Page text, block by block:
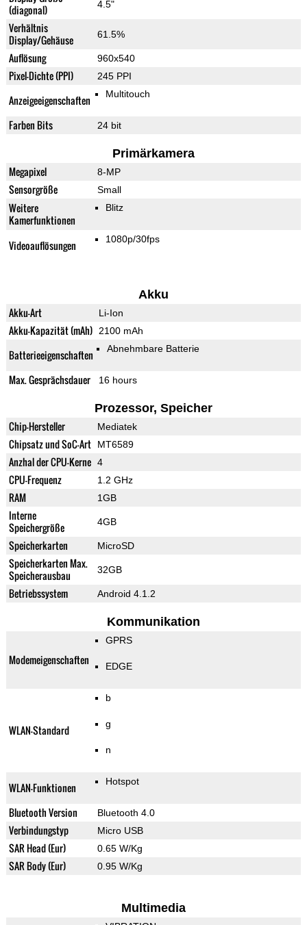
(diagonal)
4.5"
Verhältnis
Display/Gehäuse
61.5%
Auflösung 960x540
Pixel-Dichte (PPI) 245 PPI
Anzeigeeigenschaften Multitouch
Farben Bits 24 bit
Primärkamera
Megapixel 8-MP
Sensorgröße Small
Weitere
Kamerfunktionen
Blitz
Videoauflösungen 1080p/30fps
Akku
Akku-Art Li-Ion
Akku-Kapazität (mAh) 2100 mAh
Batterieeigenschaften Abnehmbare Batterie
Max. Gesprächsdauer 16 hours
Prozessor, Speicher
Chip-Hersteller Mediatek
Chipsatz und SoC-Art MT6589
Anzhal der CPU-Kerne 4
CPU-Frequenz 1.2 GHz
RAM 1GB
Interne
Speichergröße
4GB
Speicherkarten MicroSD
Speicherkarten Max.
Speicherausbau
32GB
Betriebssystem Android 4.1.2
Kommunikation
Modemeigenschaften
GPRS
EDGE
WLAN-Standard
b
g
n
WLAN-Funktionen Hotspot
Bluetooth Version Bluetooth 4.0
Verbindungstyp Micro USB
SAR Head (Eur) 0.65 W/Kg
SAR Body (Eur) 0.95 W/Kg
Multimedia